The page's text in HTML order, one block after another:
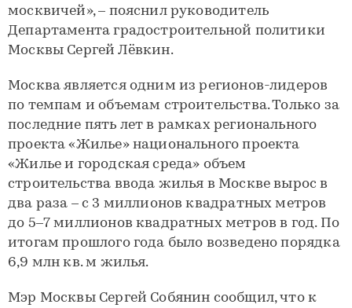
москвичей», – пояснил руководитель
Департамента градостроительной политики
Москвы Сергей Лёвкин.
Москва является одним из регионов-лидеров
по темпам и объемам строительства. Только за
последние пять лет в рамках регионального
проекта «Жилье» национального проекта
«Жилье и городская среда» объем
строительства ввода жилья в Москве вырос в
два раза – с 3 миллионов квадратных метров
до 5–7 миллионов квадратных метров в год. По
итогам прошлого года было возведено порядка
6,9 млн кв. м жилья.
Мэр Москвы Сергей Собянин сообщил, что к